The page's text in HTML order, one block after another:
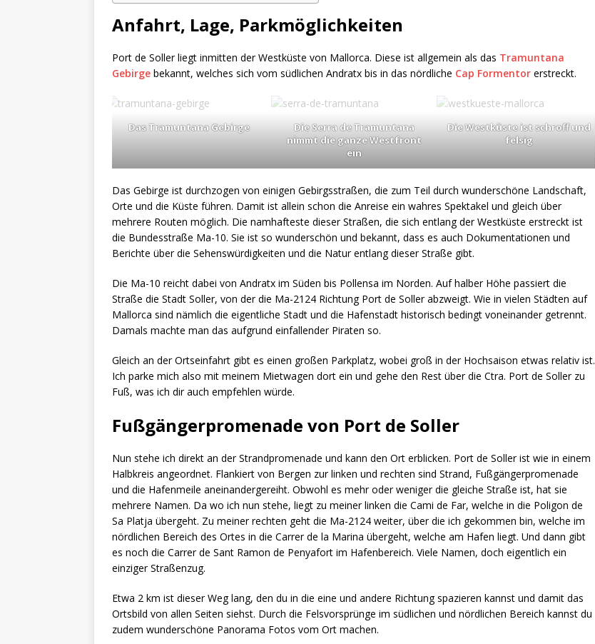
Anfahrt, Lage, Parkmöglichkeiten
Port de Soller liegt inmitten der Westküste von Mallorca. Diese ist allgemein als das Tramuntana
Gebirge bekannt, welches sich vom südlichen Andratx bis in das nördliche Cap Formentor erstreckt.
Das Tramuntana Gebirge
Die Serra de Tramuntana
nimmt die ganze Westfront
ein
Die Westküste ist schroff und
felsig
Das Gebirge ist durchzogen von einigen Gebirgsstraßen, die zum Teil durch wunderschöne Landschaft,
Orte und die Küste führen. Damit ist allein schon die Anreise ein wahres Spektakel und gleich über
mehrere Routen möglich. Die namhafteste dieser Straßen, die sich entlang der Westküste erstreckt ist
die Bundesstraße Ma-10. Sie ist so wunderschön und bekannt, dass es auch Dokumentationen und
Berichte über die Sehenswürdigkeiten und die Natur entlang dieser Straße gibt.
Die Ma-10 reicht dabei von Andratx im Süden bis Pollensa im Norden. Auf halber Höhe passiert die
Straße die Stadt Soller, von der die Ma-2124 Richtung Port de Soller abzweigt. Wie in vielen Städten auf
Mallorca sind nämlich die eigentliche Stadt und die Hafenstadt historisch bedingt voneinander getrennt.
Damals machte man das aufgrund einfallender Piraten so.
Gleich an der Ortseinfahrt gibt es einen großen Parkplatz, wobei groß in der Hochsaison etwas relativ ist.
Ich parke mich also mit meinem Mietwagen dort ein und gehe den Rest über die Ctra. Port de Soller zu
Fuß, was ich dir auch empfehlen würde.
Fußgängerpromenade von Port de Soller
Nun stehe ich direkt an der Strandpromenade und kann den Ort erblicken. Port de Soller ist wie in einem
Halbkreis angeordnet. Flankiert von Bergen zur linken und rechten sind Strand, Fußgängerpromenade
und die Hafenmeile aneinandergereiht. Obwohl es mehr oder weniger die gleiche Straße ist, hat sie
mehrere Namen. Da wo ich nun stehe, liegt zu meiner linken die Cami de Far, welche in die Poligon de
Sa Platja übergeht. Zu meiner rechten geht die Ma-2124 weiter, über die ich gekommen bin, welche im
nördlichen Bereich des Ortes in die Carrer de la Marina übergeht, welche am Hafen liegt. Und dann gibt
es noch die Carrer de Sant Ramon de Penyafort im Hafenbereich. Viele Namen, doch eigentlich ein
einziger Straßenzug.
Etwa 2 km ist dieser Weg lang, den du in die eine und andere Richtung spazieren kannst und damit das
Ortsbild von allen Seiten siehst. Durch die Felsvorsprünge im südlichen und nördlichen Bereich kannst du
zudem wunderschöne Panorama Fotos vom Ort machen.